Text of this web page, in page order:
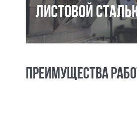
ЛИСТОВОЙ
ПРЕИМУЩЕСТВА